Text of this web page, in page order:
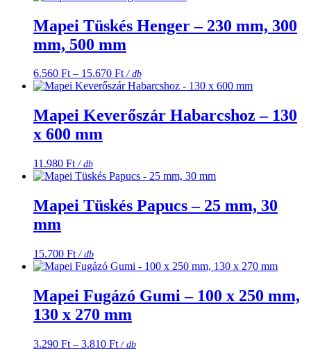
Mapei Tüskés Henger – 230 mm, 300
mm, 500 mm
6.560 Ft – 15.670 FtÁrtartomány:
6.560 Ft
15.670 Ft
/ db
Mapei Keverőszár Habarcshoz – 130
x 600 mm
11.980 Ft/ db
Mapei Tüskés Papucs – 25 mm, 30
mm
15.700 Ft/ db
Mapei Fugázó Gumi – 100 x 250 mm,
130 x 270 mm
3.290 Ft – 3.810 FtÁrtartomány:
/ db